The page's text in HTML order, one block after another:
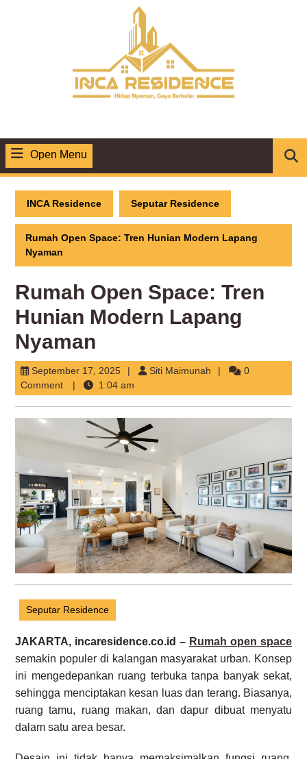
Open Menu
Menu
INCA Residence Seputar Residence
Rumah Open Space: Tren Hunian Modern Lapang
Nyaman
Rumah Open Space: Tren
Hunian Modern Lapang
Nyaman
September 17, 2025September
17,
2025
Siti Maimunah Siti
0
Comment
1:04 am
Seputar Residence
JAKARTA, incaresidence.co.id – Rumah open space
semakin populer di kalangan masyarakat urban. Konsep
ini mengedepankan ruang terbuka tanpa banyak sekat,
sehingga menciptakan kesan luas dan terang. Biasanya,
ruang tamu, ruang makan, dan dapur dibuat menyatu
dalam satu area besar.